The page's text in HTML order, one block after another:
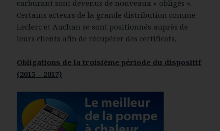
carburant sont devenus de nouveaux « obligés ».
Certains acteurs de la grande distribution comme
Leclerc et Auchan se sont positionnés auprès de
leurs clients afin de récupérer des certificats.
Obligations de la troisième période du dispositif
(2015 – 2017)